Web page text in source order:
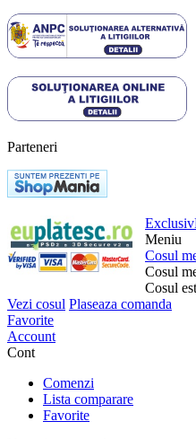
Parteneri
Meniu
Cosul
Cosul
Cosul
Vezi cosul Plaseaza comanda
Favorite
Account
Cont
Comenzi
Lista comparare
Favorite